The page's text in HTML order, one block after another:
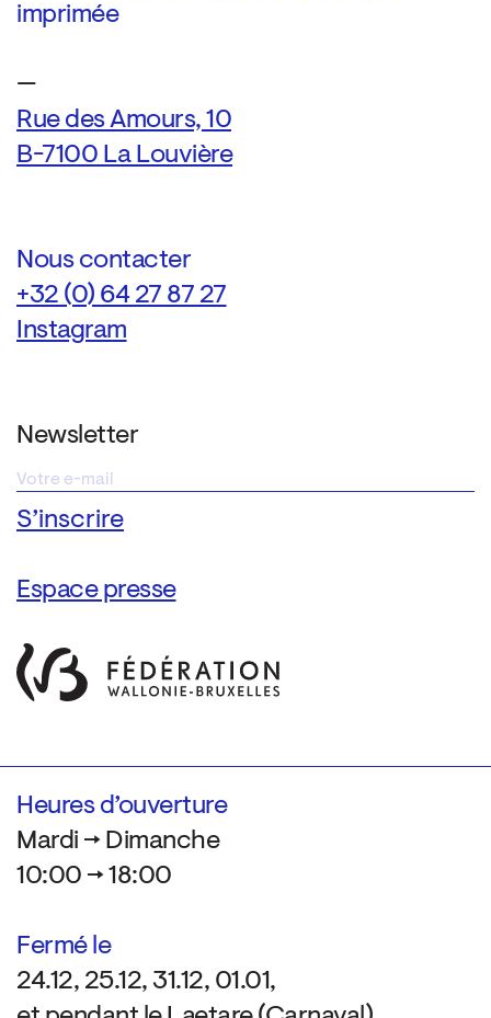
imprimée
—
Rue des Amours, 10
B-7100 La Louvière
Nous contacter
+32 (0) 64 27 87 27
Instagram
Newsletter
Espace presse
Heures d’ouverture
Mardi → Dimanche
10:00 → 18:00
Fermé le
24.12, 25.12, 31.12, 01.01,